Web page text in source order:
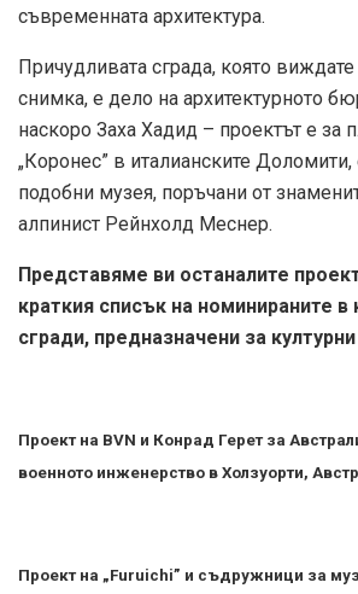
съвременната архитектура.
Причудливата сграда, която виждате
снимка, е дело на архитектурното
наскоро Заха Хадид – проектът е за
„Коронес” в италианските
подобни музея, поръчани от
алпинист Рейнхолд Меснер.
Представяме ви останалите
краткия списък на номинираните в
сгради, предназначени за
Проект на BVN и Конрад Герет за
военното инженерство в Холзуорти,
Проект на „Furuichi” и съдружници за